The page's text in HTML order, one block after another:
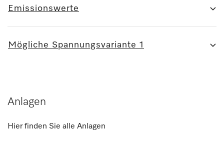
Emissionswerte
Mögliche Spannungsvariante 1
Anlagen
Hier finden Sie alle Anlagen